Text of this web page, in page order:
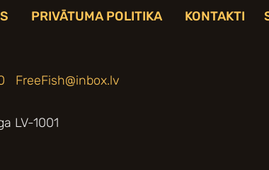
PRIVĀTUMA POLITIKA KONTAKTI
FreeFish@inbox.lv
LV-1001